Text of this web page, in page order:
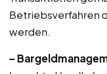
Betriebsverfahren
werden.
–